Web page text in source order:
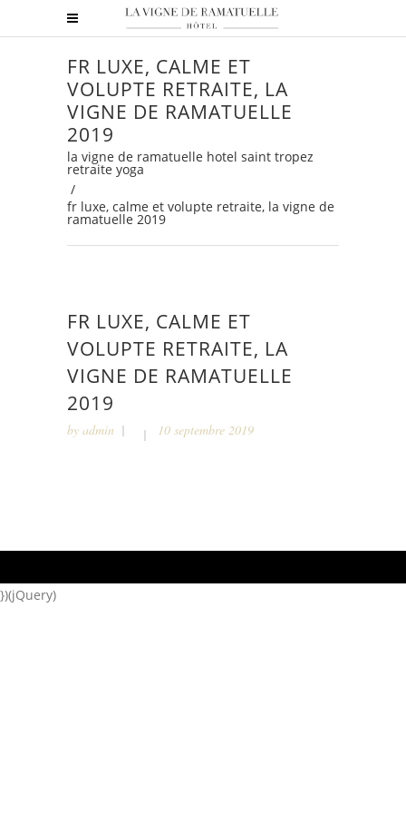
FR LUXE, CALME ET
VOLUPTE RETRAITE, LA
VIGNE DE RAMATUELLE
2019
la vigne de ramatuelle hotel saint tropez
retraite yoga
/
fr luxe, calme et volupte retraite, la vigne de
ramatuelle 2019
FR LUXE, CALME ET
VOLUPTE RETRAITE, LA
VIGNE DE RAMATUELLE
2019
by admin 10 septembre 2019
})(jQuery)